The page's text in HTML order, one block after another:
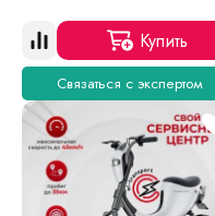
Купить
Связаться с экспертом